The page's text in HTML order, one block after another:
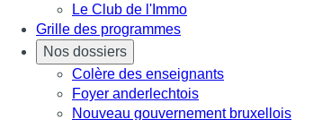
Le Club de l'Immo
Grille des programmes
Nos dossiers
Colère des enseignants
Foyer anderlechtois
Nouveau gouvernement bruxellois